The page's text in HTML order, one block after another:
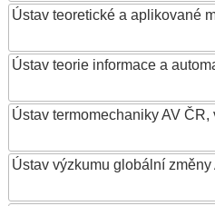
Ústav teoretické a aplikované
Ústav teorie informace a
Ústav termomechaniky AV ČR,
Ústav výzkumu globální změny